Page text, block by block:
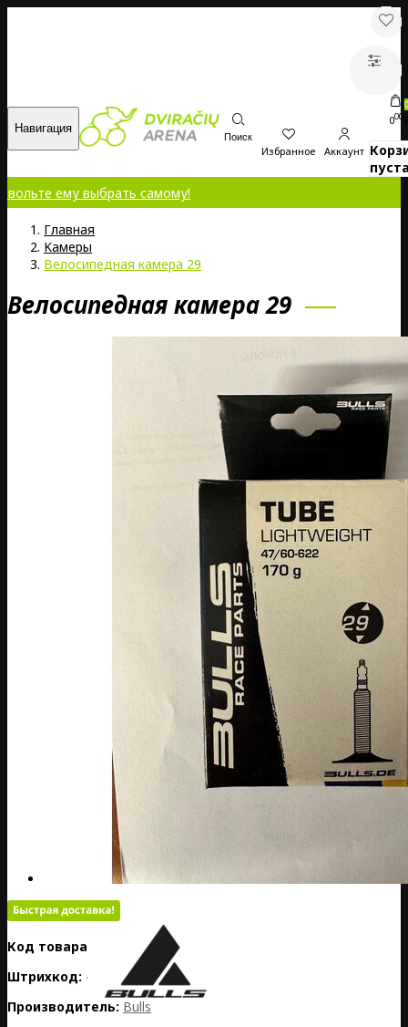
Навигация
Поиск
Избранное Аккаунт
0
000
ему выбрать самому!
Главная
Kамеры
Велосипедная камера 29
Велосипедная камера 29
Код товара:
DE20-010-05565
Штрихкод: 4052862008966
Производитель: Bulls